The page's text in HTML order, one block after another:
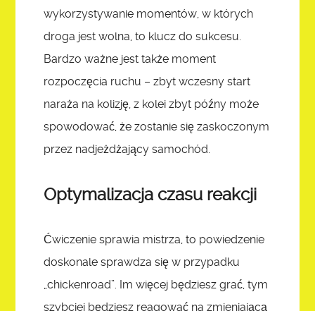
wykorzystywanie momentów, w których
droga jest wolna, to klucz do sukcesu.
Bardzo ważne jest także moment
rozpoczęcia ruchu – zbyt wczesny start
naraża na kolizję, z kolei zbyt późny może
spowodować, że zostanie się zaskoczonym
przez nadjeżdżający samochód.
Optymalizacja czasu reakcji
Ćwiczenie sprawia mistrza, to powiedzenie
doskonale sprawdza się w przypadku
„chickenroad”. Im więcej będziesz grać, tym
szybciej będziesz reagować na zmieniającą